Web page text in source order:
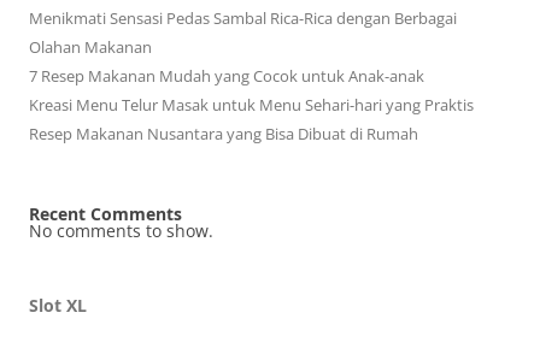
Menikmati Sensasi Pedas Sambal Rica-Rica dengan Berbagai
Olahan Makanan
7 Resep Makanan Mudah yang Cocok untuk Anak-anak
Kreasi Menu Telur Masak untuk Menu Sehari-hari yang Praktis
Resep Makanan Nusantara yang Bisa Dibuat di Rumah
Recent Comments
No comments to show.
Slot XL